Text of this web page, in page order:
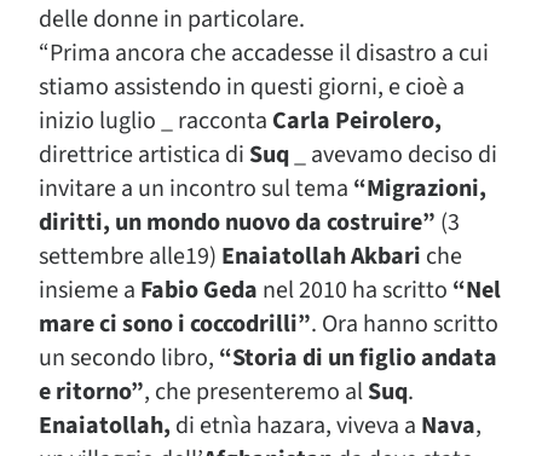
delle donne in particolare.
“Prima ancora che accadesse il disastro a cui
stiamo assistendo in questi giorni, e cioè a
inizio luglio _ racconta Carla Peirolero,
direttrice artistica di Suq_ avevamo deciso di
invitare a un incontro sul tema “Migrazioni,
diritti, un mondo nuovo da costruire” (3
settembre alle19) Enaiatollah Akbari che
insieme a Fabio Geda nel 2010 ha scritto “Nel
mare ci sono i coccodrilli”. Ora hanno scritto
un secondo libro, “Storia di un figlio andata
e ritorno”, che presenteremo alSuq.
Enaiatollah, di etnìa hazara, viveva a Nava,